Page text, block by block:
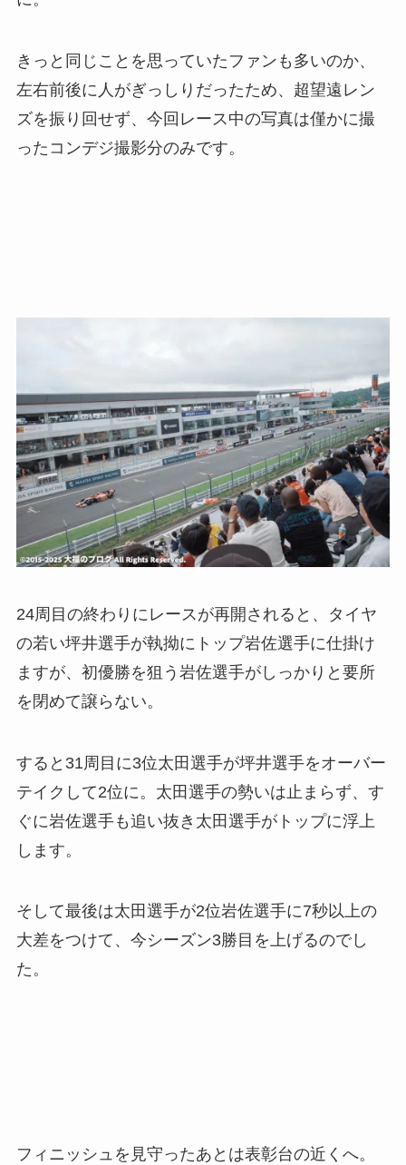
きっと同じことを思っていたファンも多いのか、
左右前後に人がぎっしりだったため、超望遠レン
ズを振り回せず、今回レース中の写真は僅かに撮
ったコンデジ撮影分のみです。
24周目の終わりにレースが再開されると、タイヤ
の若い坪井選手が執拗にトップ岩佐選手に仕掛け
ますが、初優勝を狙う岩佐選手がしっかりと要所
を閉めて譲らない。
すると31周目に3位太田選手が坪井選手をオーバー
テイクして2位に。太田選手の勢いは止まらず、す
ぐに岩佐選手も追い抜き太田選手がトップに浮上
します。
そして最後は太田選手が2位岩佐選手に7秒以上の
大差をつけて、今シーズン3勝目を上げるのでし
た。
フィニッシュを見守ったあとは表彰台の近くへ。